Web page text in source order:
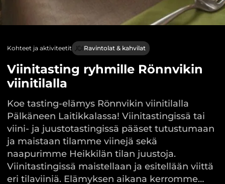
Kohteet ja aktiviteetit Ravintolat & kahvilat
Viinitasting ryhmille Rönnvikin
viinitilalla
Koe tasting-elämys Rönnvikin viinitilalla
Pälkäneen Laitikkalassa! Viinitastingissä tai
viini- ja juustotastingissä pääset tutustumaan
ja maistaan tilamme viinejä sekä
naapurimme Heikkilän tilan juustoja.
Viinitastingissä maistellaan ja esitellään viittä
eri tilaviiniä. Elämyksen aikana kerromme…